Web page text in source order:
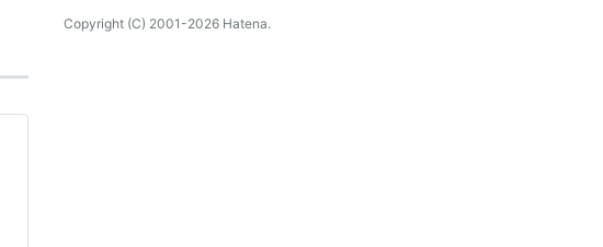
Copyright (C) 2001-2026 Hatena.